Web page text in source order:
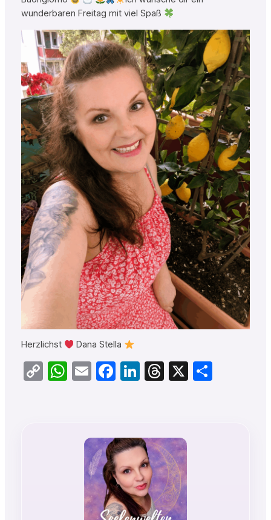
wunderbaren Freitag mit viel Spaß
Herzlichst Dana Stella
CopyWhatsApp
EmailFacebook
LinkedIn
Threads
X Teilen